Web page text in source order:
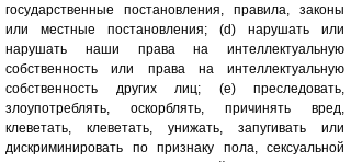
государственные постановления, правила, законы
или местные постановления; (d) нарушать или
нарушать наши права на интеллектуальную
собственность или права на интеллектуальную
собственность других лиц; (e) преследовать,
злоупотреблять, оскорблять, причинять вред,
клеветать, клеветать, унижать, запугивать или
дискриминировать по признаку пола, сексуальной